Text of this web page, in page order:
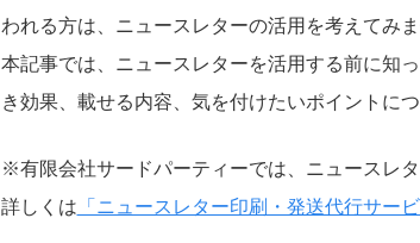
われる方は、ニュースレターの活用を考えてみ
本記事では、ニュースレターを活用する前に知
き効果、載せる内容、気を付けたいポイントに
※有限会社サードパーティーでは、ニュースレ
詳しくは 「ニュースレター印刷・発送代行サービ